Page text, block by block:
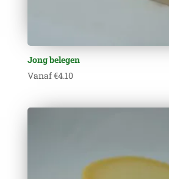
Jong belegen
Vanaf€4.10